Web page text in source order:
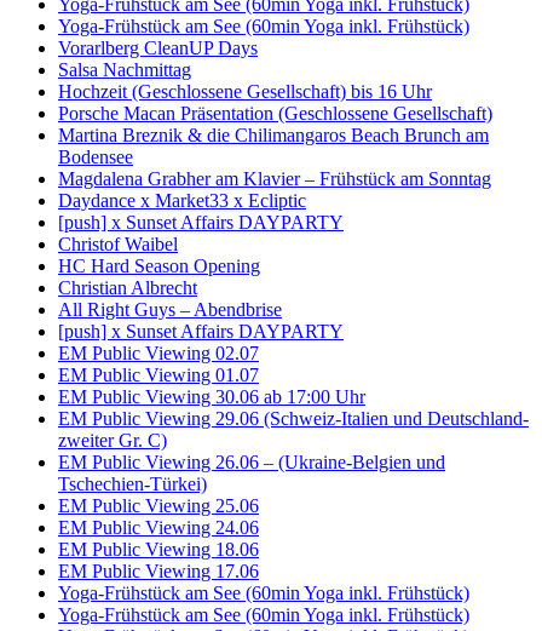
Yoga-Frühstück am See (60min Yoga inkl. Frühstück)
Vorarlberg CleanUP Days
Salsa Nachmittag
Hochzeit (Geschlossene Gesellschaft) bis 16 Uhr
Porsche Macan Präsentation (Geschlossene Gesellschaft)
Martina Breznik & die Chilimangaros Beach Brunch am
Bodensee
Magdalena Grabher am Klavier – Frühstück am Sonntag
Daydance x Market33 x Ecliptic
[push] x Sunset Affairs DAYPARTY
Christof Waibel
HC Hard Season Opening
Christian Albrecht
All Right Guys – Abendbrise
[push] x Sunset Affairs DAYPARTY
EM Public Viewing 02.07
EM Public Viewing 01.07
EM Public Viewing 30.06 ab 17:00 Uhr
EM Public Viewing 29.06 (Schweiz-Italien und Deutschland-
zweiter Gr. C)
EM Public Viewing 26.06 – (Ukraine-Belgien und
Tschechien-Türkei)
EM Public Viewing 25.06
EM Public Viewing 24.06
EM Public Viewing 18.06
EM Public Viewing 17.06
Yoga-Frühstück am See (60min Yoga inkl. Frühstück)
Yoga-Frühstück am See (60min Yoga inkl. Frühstück)